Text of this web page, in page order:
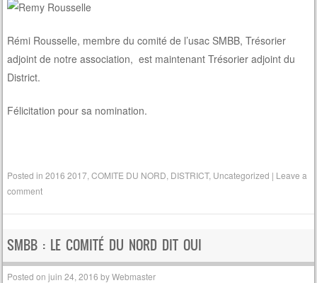
Rémi Rousselle, membre du comité de l’usac SMBB, Trésorier
adjoint de notre association, est maintenant Trésorier adjoint du
District.
Félicitation pour sa nomination.
Posted in2016 2017 ,COMITE DU NORD DISTRICT, Uncategorized | Leave a
comment
SMBB : LE COMITÉ DU NORD DIT OUI
Posted onjuin 24, 2016 byWebmaster